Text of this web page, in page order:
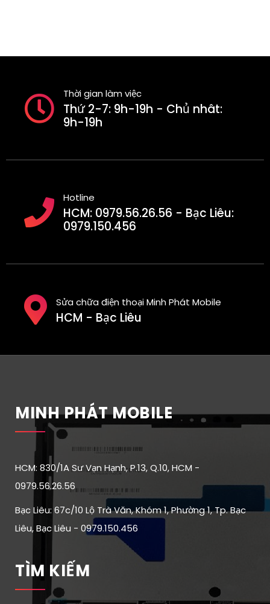
Thời gian làm việc
Thứ 2-7: 9h-19h - Chủ nhât:
9h-19h
Hotline
HCM: 0979.56.26.56 - Bạc Liêu:
0979.150.456
Sửa chữa điện thoại Minh Phát Mobile
HCM - Bạc Liêu
MINH PHÁT MOBILE
HCM: 830/1A Sư Vạn Hạnh, P.13, Q.10, HCM -
0979.56.26.56
Bạc Liêu: 67c/10 Lộ Trà Văn, Khóm 1, Phường 1, Tp. Bạc
Liêu, Bạc Liêu - 0979.150.456
TÌM KIẾM